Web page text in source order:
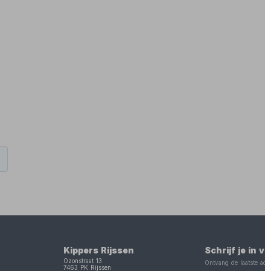
Kippers Rijssen
Ozonstraat 13
7463 PK
Rijssen
Schrijf je in
Ontvang de laatste